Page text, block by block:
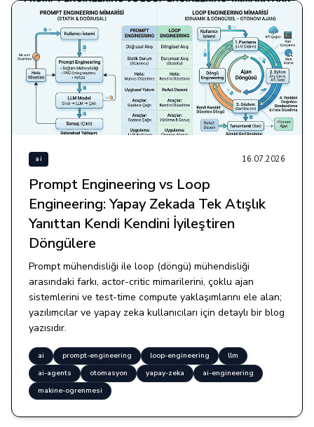
ai 16.07.2026
Prompt Engineering vs Loop
Engineering: Yapay Zekada Tek Atışlık
Yanıttan Kendi Kendini İyileştiren
Döngülere
Prompt mühendisliği ile loop (döngü) mühendisliği
arasındaki farkı, actor-critic mimarilerini, çoklu ajan
sistemlerini ve test-time compute yaklaşımlarını ele alan;
yazılımcılar ve yapay zeka kullanıcıları için detaylı bir blog
yazısıdır.
ai prompt-engineering loop-engineering
llm
ai-agents
otomasyon yapay-zeka
ai-engineering
makine-ogrenmesi